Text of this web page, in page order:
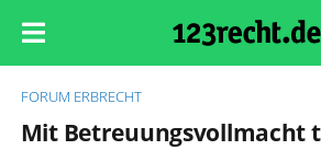
FORUM ERBRECHT
Mit Betreuungsvollmacht